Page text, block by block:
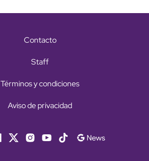
Contacto
Staff
Términos y condiciones
Aviso de privacidad